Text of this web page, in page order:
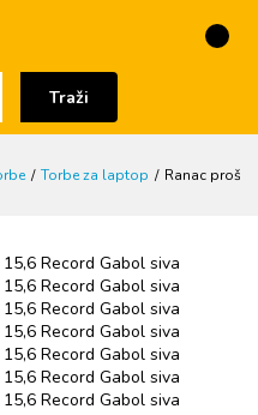
Traži
Torbe za laptop Ranac